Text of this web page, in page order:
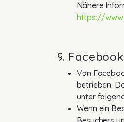
Nähere
https://
9. Facebook
Von
betrieben.
unter
Wenn ein